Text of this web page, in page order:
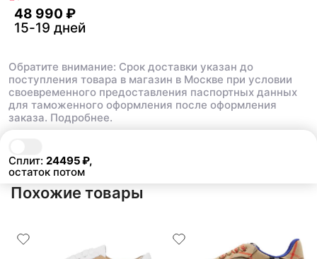
Сплит: 24495₽,
остаток потом
48 990 ₽
15-19 дней
Обратите внимание: Срок доставки указан до
поступления товара в магазин в Москве при условии
своевременного предоставления паспортных данных
для таможенного оформления после оформления
заказа. Подробнее.
Похожие товары